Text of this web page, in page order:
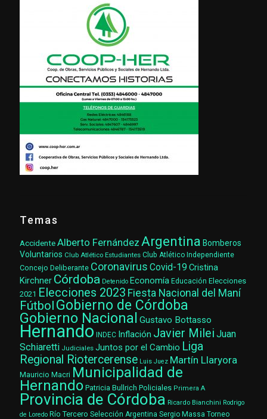
Temas
AccidenteAlberto Fernández Argentina Bomberos
Voluntarios Club Atlético Estudiantes Club Atlético Independiente
Concejo Deliberante Coronavirus Covid-19 Cristina
Kirchner Córdoba Detenido Economía Educación Elecciones
2021 Elecciones 2023 Fiesta Nacional del Maní
Fútbol Gobierno de Córdoba
Gobierno Nacional Gustavo Bottasso
Hernando INDEC Inflación Javier Milei Juan
Schiaretti Judiciales Juntos por el Cambio Liga
Regional Riotercerense Luis Juez Martín Llaryora
Mauricio Macri Municipalidad de
Hernando Patricia Bullrich Policiales Primera A
Provincia de Córdoba Ricardo Bianchini Rodrigo
de Loredo Río Tercero Selección Argentina Sergio Massa Torneo